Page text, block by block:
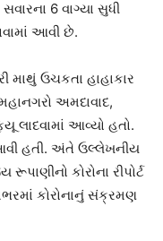
6 વાગ્યા સુધી
આવી છે.
માથું ઉચકતા હાહાકાર
અમદાવાદ,
લાદવામાં આવ્યો હતો.
હતી. અંતે ઉલ્લેખનીય
કોરોના રીપોર્ટ
કોરોનાનું સંક્રમણ